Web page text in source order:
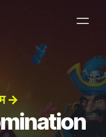
→